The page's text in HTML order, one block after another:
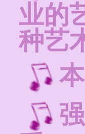
业的
种艺